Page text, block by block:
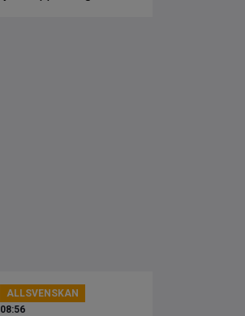
ALLSVENSKAN
08:56